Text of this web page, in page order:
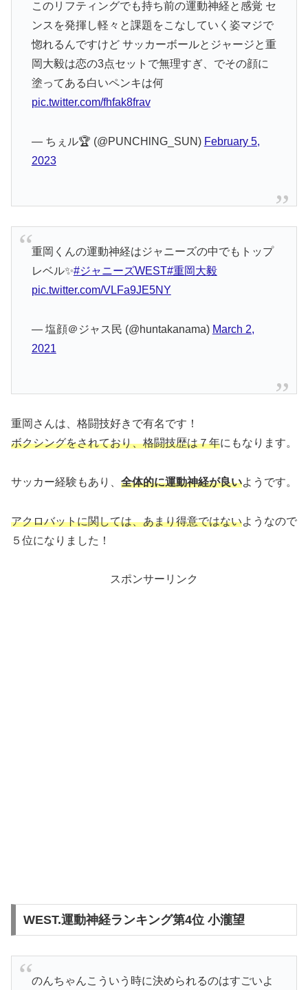
このリフティングでも持ち前の運動神経と感覚 セ
ンスを発揮し軽々と課題をこなしていく姿マジで
惚れるんですけど サッカーボールとジャージと重
岡大毅は恋の3点セットで無理すぎ、でその顔に
塗ってある白いペンキは何
pic.twitter.com/fhfak8frav
— ちぇル🏆 (@PUNCHlNG_SUN) February 5,
2023
重岡くんの運動神経はジャニーズの中でもトップ
レベル✨#ジャニーズWEST#重岡大毅
pic.twitter.com/VLFa9JE5NY
— 塩顔＠ジャス民 (@huntakanama) March 2,
2021
重岡さんは、格闘技好きで有名です！
ボクシングをされており、格闘技歴は７年にもなります。
サッカー経験もあり、 全体的に運動神経が良いようです。
アクロバットに関しては、あまり得意ではないようなので
５位になりました！
スポンサーリンク
WEST.運動神経ランキング第4位 小瀧望
のんちゃんこういう時に決められるのはすごいよ